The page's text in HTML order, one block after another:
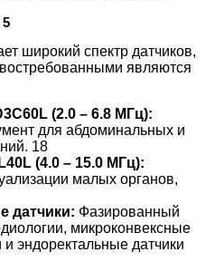
широкий спектр датчиков,
являются
(2.0 – 6.8 МГц):
для абдоминальных и
18
(4.0 – 15.0 МГц):
малых органов,
датчики: Фазированный
микроконвексные
эндоректальные датчики